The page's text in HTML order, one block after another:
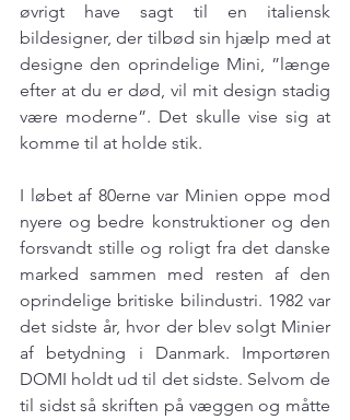
øvrigt have sagt til en italiensk
bildesigner, der tilbød sin hjælp med at
designe den oprindelige Mini, ”længe
efter at du er død, vil mit design stadig
være moderne”. Det skulle vise sig at
komme til at holde stik.
I løbet af 80erne var Minien oppe mod
nyere og bedre konstruktioner og den
forsvandt stille og roligt fra det danske
marked sammen med resten af den
oprindelige britiske bilindustri. 1982 var
det sidste år, hvor der blev solgt Minier
af betydning i Danmark. Importøren
DOMI holdt ud til det sidste. Selvom de
til sidst så skriften på væggen og måtte